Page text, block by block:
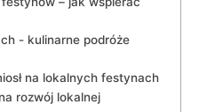
‌- kulinarne podróże⁤
na lokalnych ⁤festynach
rozwój lokalnej